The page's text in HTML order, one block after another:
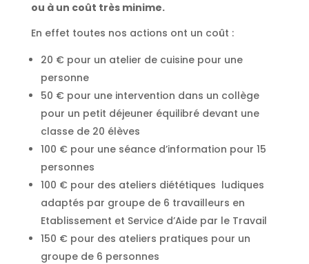
ou à un coût très minime.
En effet toutes nos actions ont un coût :
20 € pour un atelier de cuisine pour une
personne
50 € pour une intervention dans un collège
pour un petit déjeuner équilibré devant une
classe de 20 élèves
100 € pour une séance d’information pour 15
personnes
100 € pour des ateliers diététiques ludiques
adaptés par groupe de 6 travailleurs en
Etablissement et Service d’Aide par le Travail
150 € pour des ateliers pratiques pour un
groupe de 6 personnes